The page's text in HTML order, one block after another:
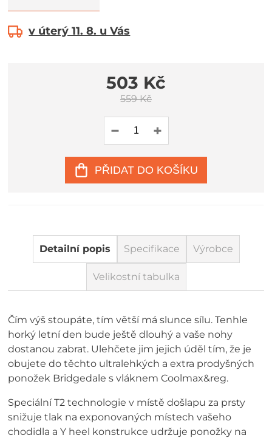
v úterý 11. 8. u Vás
503 Kč
559 Kč
PŘIDAT DO KOŠÍKU
Detailní popis Specifikace Výrobce
Velikostní tabulka
Čím výš stoupáte, tím větší má slunce sílu. Tenhle
horký letní den bude ještě dlouhý a vaše nohy
dostanou zabrat. Ulehčete jim jejich úděl tím, že je
obujete do těchto ultralehkých a extra prodyšných
ponožek Bridgedale s vláknem Coolmax&reg.
Speciální T2 technologie v místě došlapu za prsty
snižuje tlak na exponovaných místech vašeho
chodidla a Y heel konstrukce udržuje ponožky na